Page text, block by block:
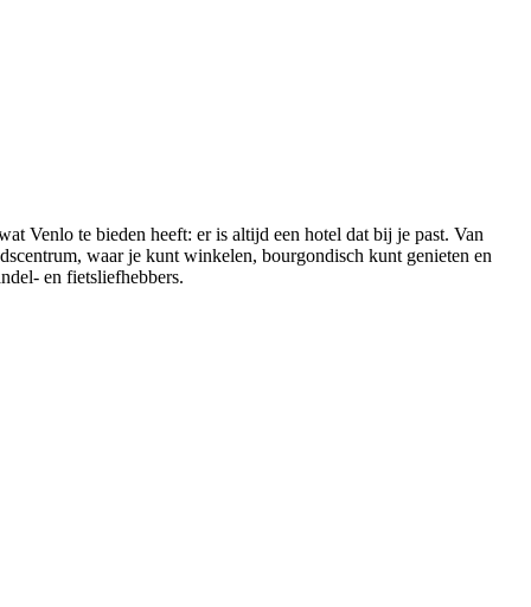
Venlo te bieden heeft: er is altijd een hotel dat bij je past. Van
waar je kunt winkelen, bourgondisch kunt genieten en
en fietsliefhebbers.